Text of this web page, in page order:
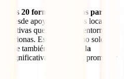
20 formas prácticas para
, desde apoyar comercios locales
que protejan el entorno y
Este enfoque no solo
que también
enriquece la
significativa. Recuerda, promover